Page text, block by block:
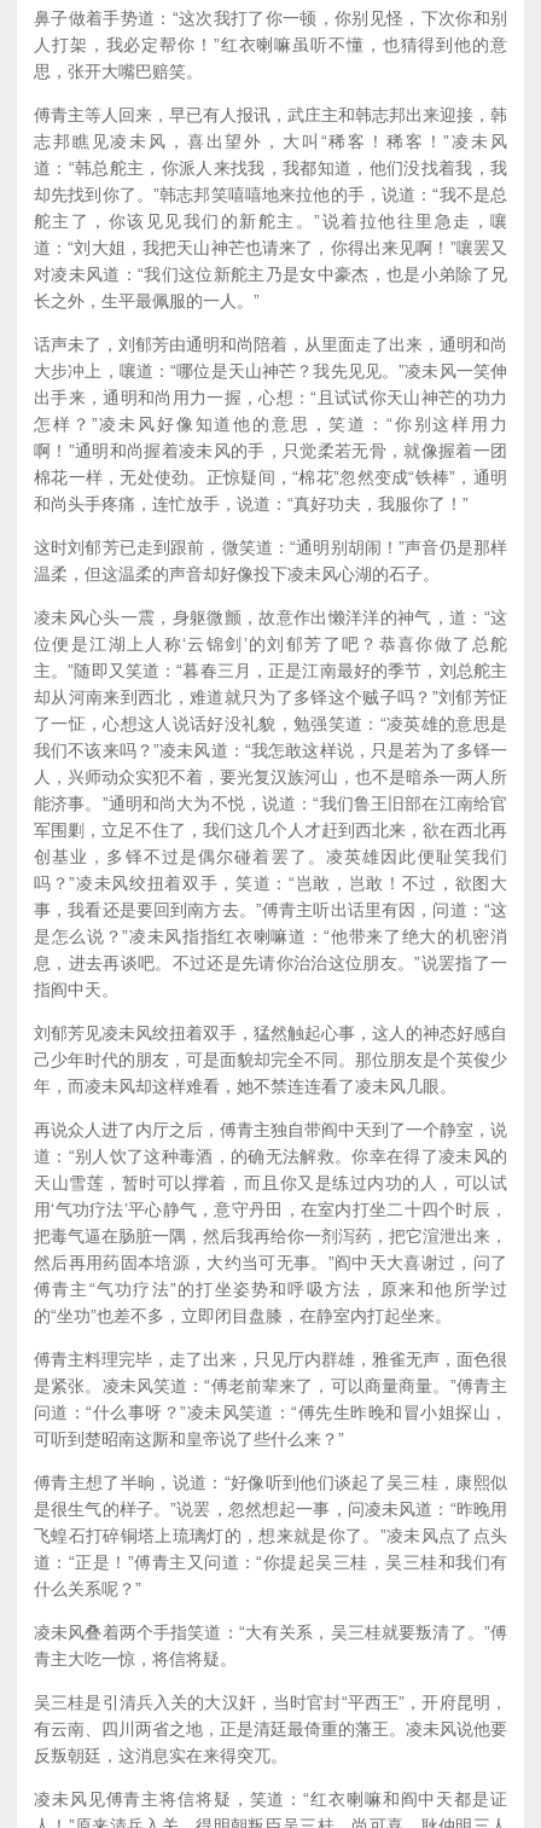
鼻子做着手势道：“这次我打了你一顿，你别见怪，下次你和别
人打架，我必定帮你！”红衣喇嘛虽听不懂，也猜得到他的意
思，张开大嘴巴赔笑。
傅青主等人回来，早已有人报讯，武庄主和韩志邦出来迎接，韩
志邦瞧见凌未风，喜出望外，大叫“稀客！稀客！”凌未风
道：“韩总舵主，你派人来找我，我都知道，他们没找着我，我
却先找到你了。”韩志邦笑嘻嘻地来拉他的手，说道：“我不是总
舵主了，你该见见我们的新舵主。”说着拉他往里急走，嚷
道：“刘大姐，我把天山神芒也请来了，你得出来见啊！”嚷罢又
对凌未风道：“我们这位新舵主乃是女中豪杰，也是小弟除了兄
长之外，生平最佩服的一人。”
话声未了，刘郁芳由通明和尚陪着，从里面走了出来，通明和尚
大步冲上，嚷道：“哪位是天山神芒？我先见见。”凌未风一笑伸
出手来，通明和尚用力一握，心想：“且试试你天山神芒的功力
怎样？”凌未风好像知道他的意思，笑道：“你别这样用力
啊！”通明和尚握着凌未风的手，只觉柔若无骨，就像握着一团
棉花一样，无处使劲。正惊疑间，“棉花”忽然变成“铁棒”，通明
和尚头手疼痛，连忙放手，说道：“真好功夫，我服你了！”
这时刘郁芳已走到跟前，微笑道：“通明别胡闹！”声音仍是那样
温柔，但这温柔的声音却好像投下凌未风心湖的石子。
凌未风心头一震，身躯微颤，故意作出懒洋洋的神气，道：“这
位便是江湖上人称‘云锦剑’的刘郁芳了吧？恭喜你做了总舵
主。”随即又笑道：“暮春三月，正是江南最好的季节，刘总舵主
却从河南来到西北，难道就只为了多铎这个贼子吗？”刘郁芳怔
了一怔，心想这人说话好没礼貌，勉强笑道：“凌英雄的意思是
我们不该来吗？”凌未风道：“我怎敢这样说，只是若为了多铎一
人，兴师动众实犯不着，要光复汉族河山，也不是暗杀一两人所
能济事。”通明和尚大为不悦，说道：“我们鲁王旧部在江南给官
军围剿，立足不住了，我们这几个人才赶到西北来，欲在西北再
创基业，多铎不过是偶尔碰着罢了。凌英雄因此便耻笑我们
吗？”凌未风绞扭着双手，笑道：“岂敢，岂敢！不过，欲图大
事，我看还是要回到南方去。”傅青主听出话里有因，问道：“这
是怎么说？”凌未风指指红衣喇嘛道：“他带来了绝大的机密消
息，进去再谈吧。不过还是先请你治治这位朋友。”说罢指了一
指阎中天。
刘郁芳见凌未风绞扭着双手，猛然触起心事，这人的神态好感自
己少年时代的朋友，可是面貌却完全不同。那位朋友是个英俊少
年，而凌未风却这样难看，她不禁连连看了凌未风几眼。
再说众人进了内厅之后，傅青主独自带阎中天到了一个静室，说
道：“别人饮了这种毒酒，的确无法解救。你幸在得了凌未风的
天山雪莲，暂时可以撑着，而且你又是练过内功的人，可以试
用‘气功疗法’平心静气，意守丹田，在室内打坐二十四个时辰，
把毒气逼在肠脏一隅，然后我再给你一剂泻药，把它渲泄出来，
然后再用药固本培源，大约当可无事。”阎中天大喜谢过，问了
傅青主“气功疗法”的打坐姿势和呼吸方法，原来和他所学过
的“坐功”也差不多，立即闭目盘膝，在静室内打起坐来。
傅青主料理完毕，走了出来，只见厅内群雄，雅雀无声，面色很
是紧张。凌未风笑道：“傅老前辈来了，可以商量商量。”傅青主
问道：“什么事呀？”凌未风笑道：“傅先生昨晚和冒小姐探山，
可听到楚昭南这厮和皇帝说了些什么来？”
傅青主想了半晌，说道：“好像听到他们谈起了吴三桂，康熙似
是很生气的样子。”说罢，忽然想起一事，问凌未风道：“昨晚用
飞蝗石打碎铜塔上琉璃灯的，想来就是你了。”凌未风点了点头
道：“正是！”傅青主又问道：“你提起吴三桂，吴三桂和我们有
什么关系呢？”
凌未风叠着两个手指笑道：“大有关系，吴三桂就要叛清了。”傅
青主大吃一惊，将信将疑。
吴三桂是引清兵入关的大汉奸，当时官封“平西王”，开府昆明，
有云南、四川两省之地，正是清廷最倚重的藩王。凌未风说他要
反叛朝廷，这消息实在来得突兀。
凌未风见傅青主将信将疑，笑道：“红衣喇嘛和阎中天都是证